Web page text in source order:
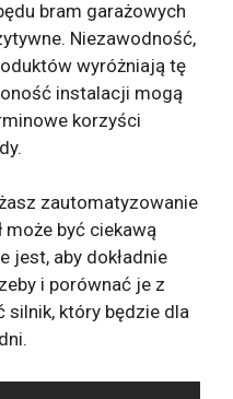
bram garażowych
Niezawodność,
wyróżniają tę
instalacji mogą
korzyści
zautomatyzowanie
może być ciekawą
jest, aby dokładnie
i porównać je z
silnik, który będzie dla